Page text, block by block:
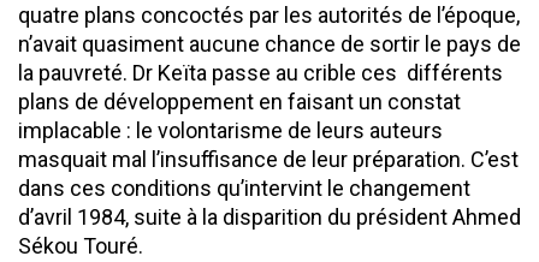
quatre plans concoctés par les autorités de l’époque,
n’avait quasiment aucune chance de sortir le pays de
la pauvreté. Dr Keïta passe au crible ces différents
plans de développement en faisant un constat
implacable : le volontarisme de leurs auteurs
masquait mal l’insuffisance de leur préparation. C’est
dans ces conditions qu’intervint le changement
d’avril 1984, suite à la disparition du président Ahmed
Sékou Touré.